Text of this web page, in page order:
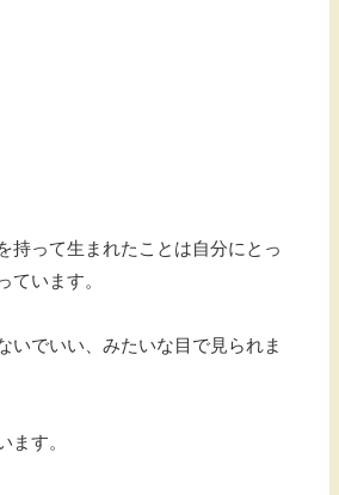
持って生まれたことは自分にとっ
ています。
いでいい、みたいな目で見られま
ます。